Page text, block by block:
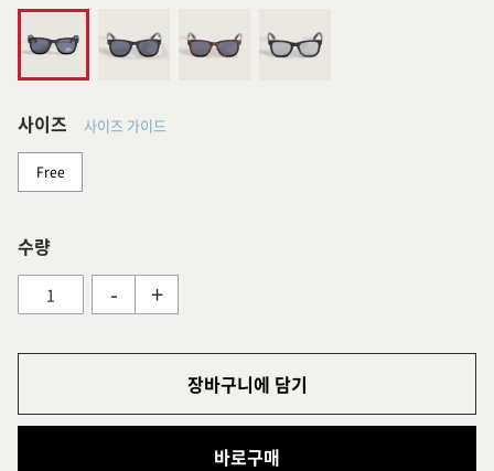
사이즈 사이즈 가이드
Free
수량
- +
장바구니에 담기
바로구매